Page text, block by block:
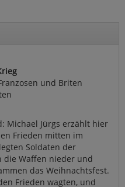
und Briten
Michael Jürgs erzählt hier
Frieden mitten im
Soldaten der
die Waffen nieder und
das Weihnachtsfest.
Frieden wagten, und